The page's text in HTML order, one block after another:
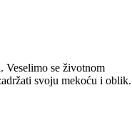
Veselimo se životnom
svoju mekoću i oblik.